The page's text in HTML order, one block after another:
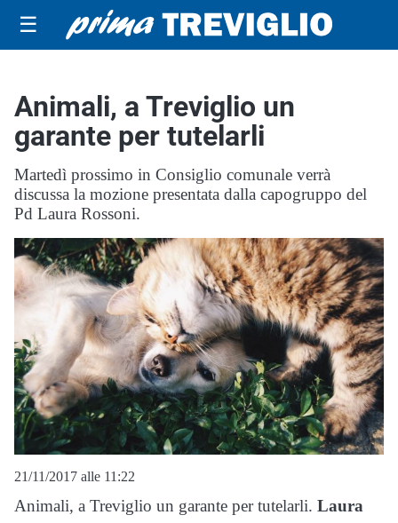
☰
Animali, a Treviglio un
garante per tutelarli
Martedì prossimo in Consiglio comunale verrà
discussa la mozione presentata dalla capogruppo del
Pd Laura Rossoni.
21/11/2017 alle 11:22
Animali, a Treviglio un garante per tutelarli. Laura